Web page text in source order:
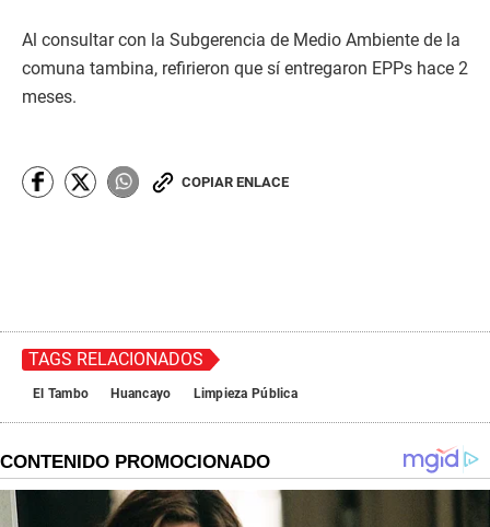
Al consultar con la Subgerencia de Medio Ambiente de la
comuna tambina, refirieron que sí entregaron EPPs hace 2
meses.
COPIAR ENLACE
TAGS RELACIONADOS
El Tambo Huancayo Limpieza Pública